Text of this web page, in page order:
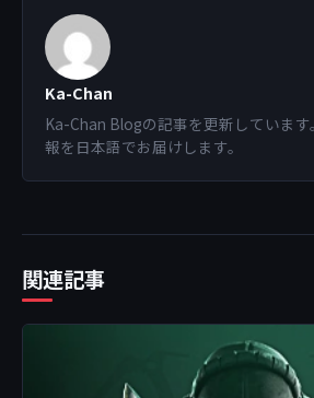
Ka-Chan
Ka-Chan Blogの記事を更新していま
報を日本語でお届けします。
関連記事